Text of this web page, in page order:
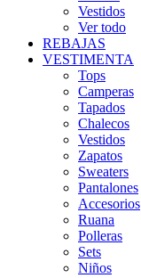
Vestidos
Ver todo
REBAJAS
VESTIMENTA
Tops
Camperas
Tapados
Chalecos
Vestidos
Zapatos
Sweaters
Pantalones
Accesorios
Ruana
Polleras
Sets
Niños